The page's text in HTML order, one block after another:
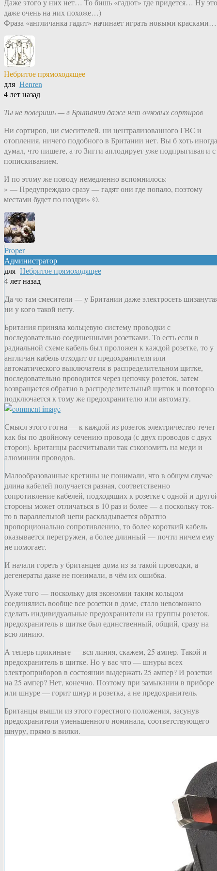
Даже этого у них нет… То бишь «гадют» где придется… Ну это
даже очень на них похоже…)
Фраза «англичанка гадит» начинает играть новыми красками…
Небритое прямоходящее
для Henren
4 лет назад
Ты не поверишь — в Британии даже нет очковых сортиров
Ни сортиров, ни смесителей, ни централизованного ГВС и
отопления, ничего подобного в Британии нет. Вы б хоть иногда
думал, что пишете, а то Зигги аплодирует уже подпрыгивая и с
попискиванием.
И по этому же поводу немедленно вспомнилось:
» — Предупреждаю сразу — гадят они где попало, поэтому
местами будет по ноздри» ©.
Proper
Администратор
для Небритое прямоходящее
4 лет назад
Да чо там смесители — у Британии даже электросеть
ни у кого такой нету.
Британия приняла кольцевую систему проводки с
последовательно соединенными розетками. То есть если в
радиальной схеме кабель был проложен к каждой розетке, то у
англичан кабель отходит от предохранителя или
автоматического выключателя в распределительном щитке,
последовательно проводится через цепочку розеток, затем
возвращается обратно в распределительный щиток и повторно
подключается к тому же предохранителю или автомату.
Смысл этого гогна — к каждой из розеток электричество течет
как бы по двойному сечению провода (с двух проводов с двух
сторон). Британцы рассчитывали так сэкономить на меди и
алюминии проводов.
Малообразованные кретины не понимали, что в общем случае
длина кабелей получается разная, соответственно
сопротивление кабелей, подходящих к розетке с одной и
стороны может отличаться в 10 раз и более — а поскольку ток-
то в параллельной цепи раскладывается обратно
пропорционально сопротивлению, то более короткий кабель
оказывается перегружен, а более длинный — почти ничем ему
не помогает.
И начали гореть у британцев дома из-за такой проводки, а
дегенераты даже не понимали, в чём их ошибка.
Хуже того — поскольку для экономии таким кольцом
соединялись вообще все розетки в доме, стало невозможно
сделать индивидуальные предохранители на группы розеток,
предохранитель в щитке был единственный, общий, сразу на
всю линию.
А теперь прикиньте — вся линия, скажем, 25 ампер. Такой и
предохранитель в щитке. Но у вас что — шнуры всех
электроприборов в состоянии выдержать 25 ампер? И розетки
на 25 ампер? Нет, конечно. Поэтому при замыкании в приборе
или шнуре — горит шнур и розетка, а не предохранитель.
Британцы вышли из этого горестного положения, засунув
предохранители уменьшенного номинала, соответствующего
шнуру, прямо в вилки.